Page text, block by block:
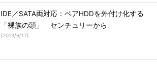
IDE／SATA両対応：ベアHDDを外付け化する
「裸族の頭」 センチュリーから
(2013/6/17)